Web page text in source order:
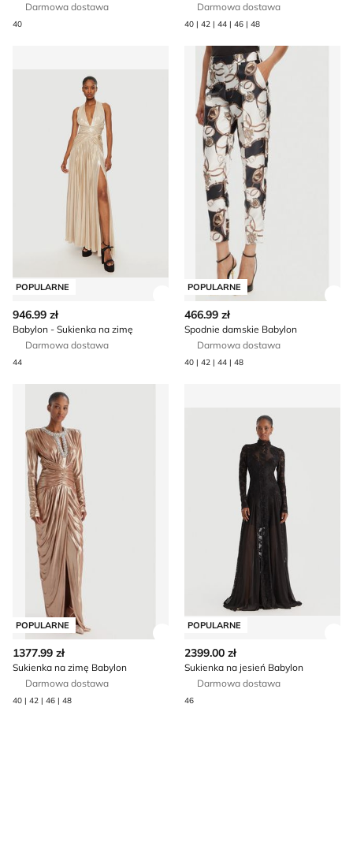
Darmowa dostawa
40
Darmowa dostawa
40 | 42 | 44 | 46 | 48
POPULARNE
Zobacz szczegóły produktu
946.99 zł
Babylon - Sukienka na zimę
Darmowa dostawa
44
Spodnie damskie Babylon
POPULARNE
466.99 zł
Spodnie damskie Babylon
Darmowa dostawa
40 | 42 | 44 | 48
Sukienka na zimę Babylon
POPULARNE
1377.99 zł
Sukienka na zimę Babylon
Darmowa dostawa
40 | 42 | 46 | 48
POPULARNE
2399.00 zł
Sukienka na jesień Babylon
Darmowa dostawa
46